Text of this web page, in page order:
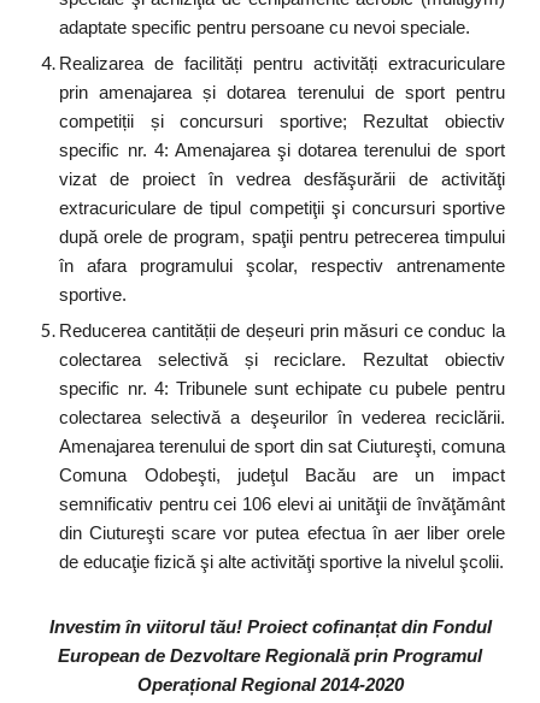
adaptate specific pentru persoane cu nevoi speciale.
Realizarea de facilități pentru activități extracuriculare
prin amenajarea și dotarea terenului de sport pentru
competiții și concursuri sportive; Rezultat obiectiv
specific nr. 4: Amenajarea şi dotarea terenului de sport
vizat de proiect în vedrea desfăşurării de activităţi
extracuriculare de tipul competiţii şi concursuri sportive
după orele de program, spaţii pentru petrecerea timpului
în afara programului şcolar, respectiv antrenamente
sportive.
Reducerea cantității de deșeuri prin măsuri ce conduc la
colectarea selectivă și reciclare. Rezultat obiectiv
specific nr. 4: Tribunele sunt echipate cu pubele pentru
colectarea selectivă a deşeurilor în vederea reciclării.
Amenajarea terenului de sport din sat Ciutureşti, comuna
Comuna Odobeşti, judeţul Bacău are un impact
semnificativ pentru cei 106 elevi ai unităţii de învăţământ
din Ciutureşti scare vor putea efectua în aer liber orele
de educaţie fizică şi alte activităţi sportive la nivelul şcolii.
Investim în viitorul tău! Proiect cofinanțat din Fondul
European de Dezvoltare Regională prin Programul
Operațional Regional 2014-2020